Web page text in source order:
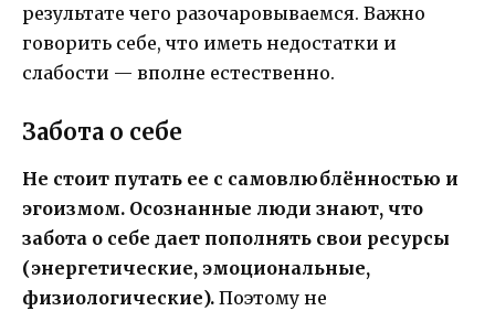
результате чего разочаровываемся. Важно
говорить себе, что иметь недостатки и
слабости — вполне естественно.
Забота о себе
Не стоит путать ее с самовлюблённостью и
эгоизмом. Осознанные люди знают, что
забота о себе дает пополнять свои ресурсы
(энергетические, эмоциональные,
физиологические). Поэтому не